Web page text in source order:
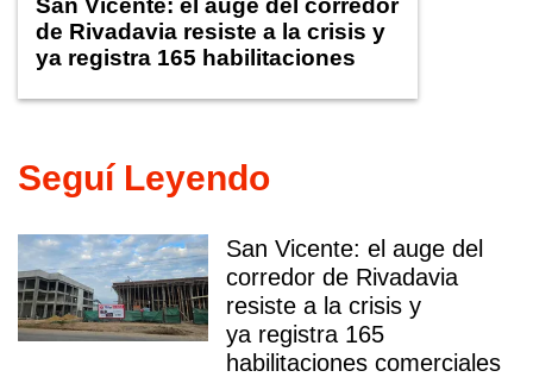
San Vicente: el auge del corredor
de Rivadavia resiste a la crisis y
ya registra 165 habilitaciones
Seguí Leyendo
San Vicente: el auge del
corredor de Rivadavia
resiste a la crisis y
ya registra 165
habilitaciones comerciales